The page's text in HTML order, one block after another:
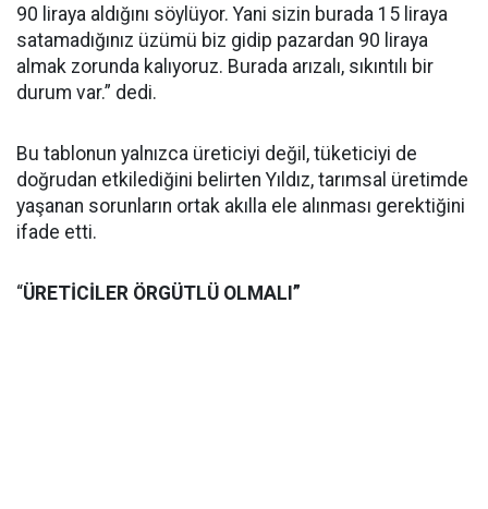
90 liraya aldığını söylüyor. Yani sizin burada 15 liraya
satamadığınız üzümü biz gidip pazardan 90 liraya
almak zorunda kalıyoruz. Burada arızalı, sıkıntılı bir
durum var.” dedi.
Bu tablonun yalnızca üreticiyi değil, tüketiciyi de
doğrudan etkilediğini belirten Yıldız, tarımsal üretimde
yaşanan sorunların ortak akılla ele alınması gerektiğini
ifade etti.
“ÜRETİCİLER ÖRGÜTLÜ OLMALI”